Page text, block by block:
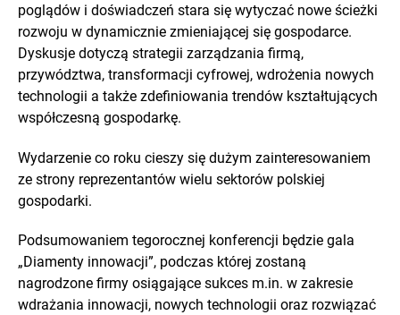
poglądów i doświadczeń stara się wytyczać nowe ścieżki
rozwoju w dynamicznie zmieniającej się gospodarce.
Dyskusje dotyczą strategii zarządzania firmą,
przywództwa, transformacji cyfrowej, wdrożenia nowych
technologii a także zdefiniowania trendów kształtujących
współczesną gospodarkę.
Wydarzenie co roku cieszy się dużym zainteresowaniem
ze strony reprezentantów wielu sektorów polskiej
gospodarki.
Podsumowaniem tegorocznej konferencji będzie gala
„Diamenty innowacji”, podczas której zostaną
nagrodzone firmy osiągające sukces m.in. w zakresie
wdrażania innowacji, nowych technologii oraz rozwiązać